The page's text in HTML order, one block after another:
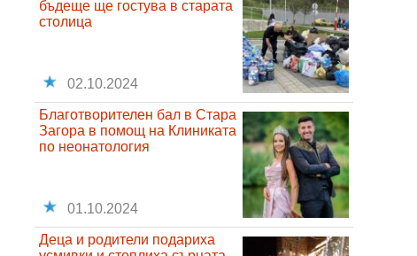
бъдеще ще гостува в старата
столица
02.10.2024
Благотворителен бал в Стара
Загора в помощ на Клиниката
по неонатология
01.10.2024
Деца и родители подариха